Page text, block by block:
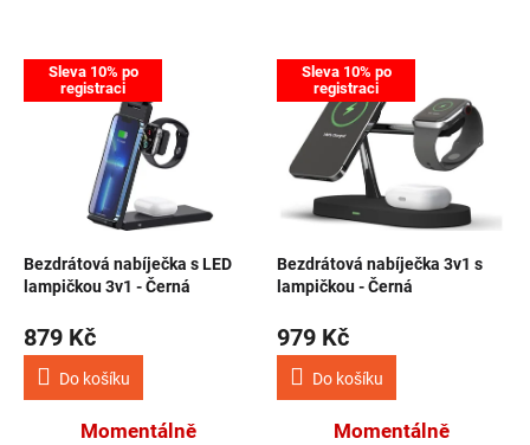
Výpis produktů
Sleva 10% po
registraci
Bezdrátová nabíječka s LED
lampičkou 3v1 - Černá
879 Kč
Do košíku
Momentálně
Sleva 10% po
registraci
Bezdrátová nabíječka 3v1 s
lampičkou - Černá
979 Kč
Do košíku
Momentálně